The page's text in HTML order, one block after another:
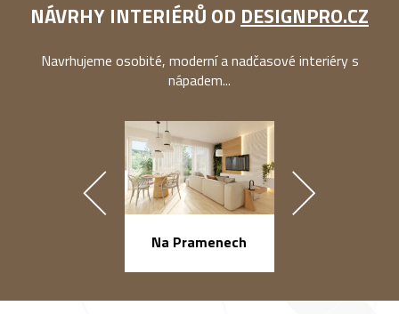
NÁVRHY INTERIÉRŮ OD DESIGNPRO.CZ
Navrhujeme osobité, moderní a nadčasové interiéry s
nápadem...
Na Pramenech